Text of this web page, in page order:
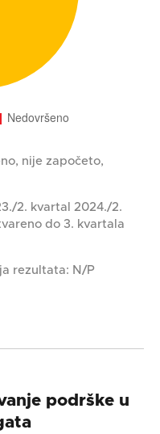
nije započeto,
2. kvartal 2024./2.
do 3. kvartala
rezultata: N/P
podrške u